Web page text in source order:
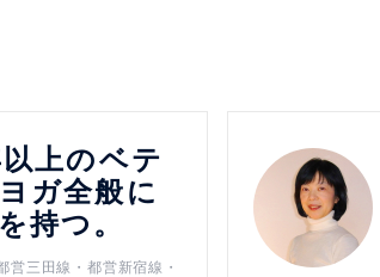
上のベテ
ガ全般に
持つ。
営三田線・都営新宿線・